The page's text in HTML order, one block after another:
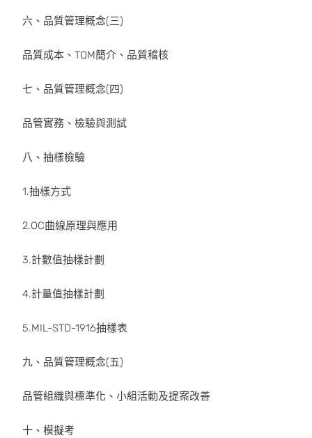
六、品質管理概念(三)
品質成本、TQM簡介、品質稽核
七、品質管理概念(四)
品管實務、檢驗與測試
八、抽樣檢驗
1.抽樣方式
2.OC曲線原理與應用
3.計數值抽樣計劃
4.計量值抽樣計劃
5.MIL-STD-1916抽樣表
九、品質管理概念(五)
品管組織與標準化、小組活動及提案改善
十、模擬考